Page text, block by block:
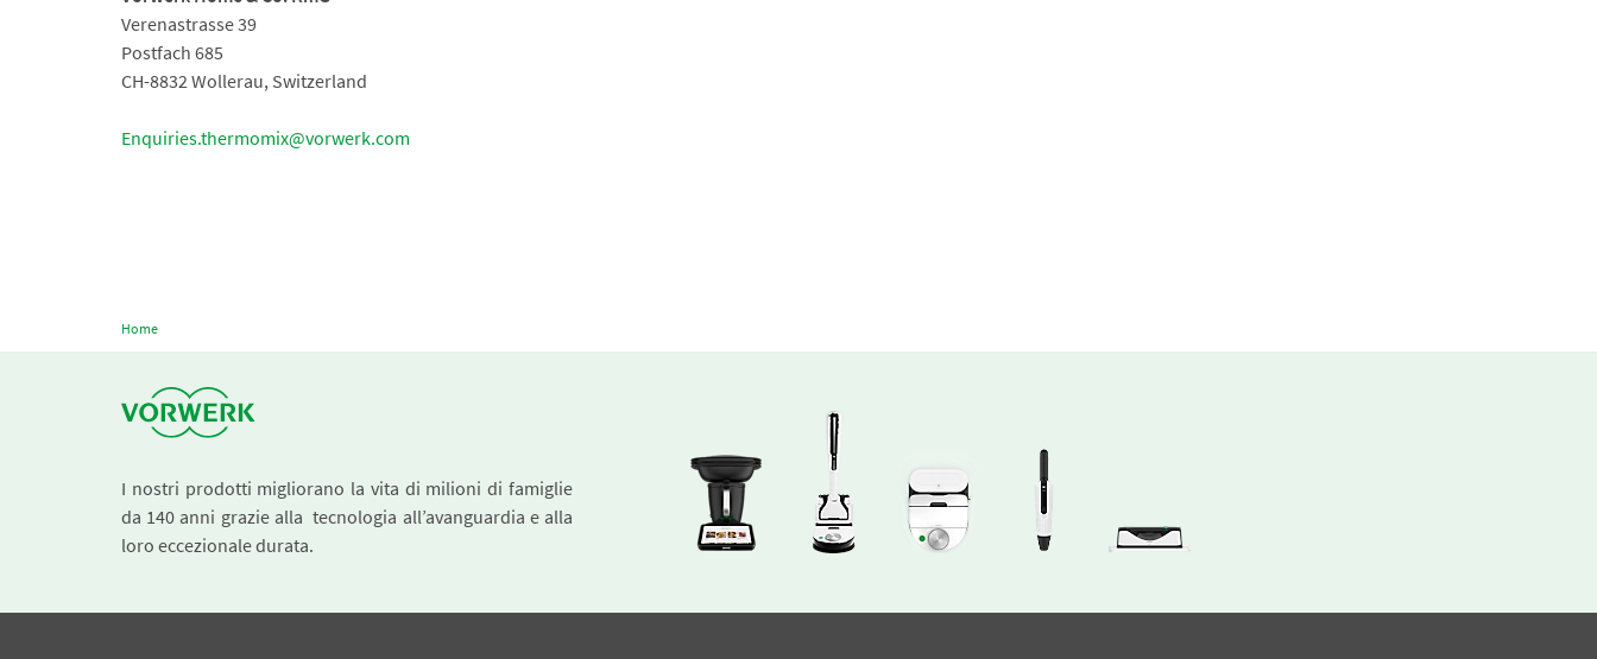
Verenastrasse 39
Postfach 685
CH-8832 Wollerau, Switzerland
Enquiries.thermomix@vorwerk.com
Home
I nostri prodotti migliorano la vita di milioni di famiglie
da 140 anni grazie alla tecnologia all’avanguardia e alla
loro eccezionale durata.